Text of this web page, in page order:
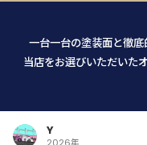
一台一台の塗装面と徹底
当店をお選びいただいた
Y